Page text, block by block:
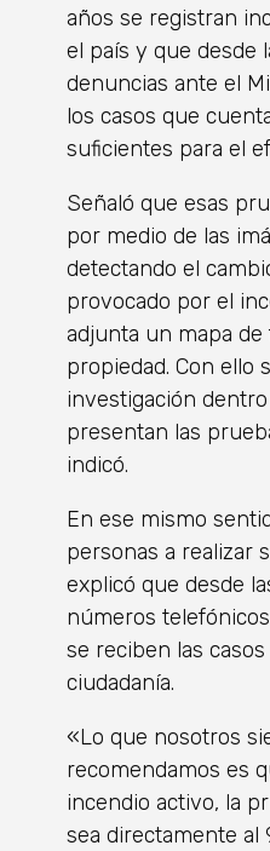
años se registran
el país y que desde
denuncias ante el
los casos que
suficientes para el
Señaló que esas
por medio de las
detectando el
provocado por el
adjunta un mapa de
propiedad. Con ello
investigación
presentan las
indicó.
En ese mismo
personas a realizar
explicó que desde
números
se reciben las
ciudadanía.
«Lo que nosotros
recomendamos es
incendio activo, la
sea directamente al